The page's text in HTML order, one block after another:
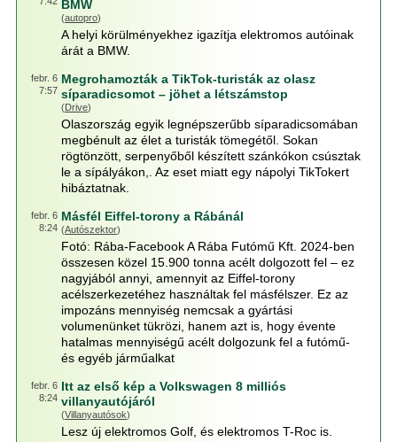
BMW
(autopro)
A helyi körülményekhez igazítja elektromos autóinak
árát a BMW.
febr. 6
7:57
Megrohamozták a TikTok-turisták az olasz
síparadicsomot – jöhet a létszámstop
(Drive)
Olaszország egyik legnépszerűbb síparadicsomában
megbénult az élet a turisták tömegétől. Sokan
rögtönzött, serpenyőből készített szánkókon csúsztak
le a sípályákon,. Az eset miatt egy nápolyi TikTokert
hibáztatnak.
febr. 6
8:24
Másfél Eiffel-torony a Rábánál
(Autószektor)
Fotó: Rába-Facebook A Rába Futómű Kft. 2024-ben
összesen közel 15.900 tonna acélt dolgozott fel – ez
nagyjából annyi, amennyit az Eiffel-torony
acélszerkezetéhez használtak fel másfélszer. Ez az
impozáns mennyiség nemcsak a gyártási
volumenünket tükrözi, hanem azt is, hogy évente
hatalmas mennyiségű acélt dolgozunk fel a futómű-
és egyéb járműalkat
febr. 6
8:24
Itt az első kép a Volkswagen 8 milliós
villanyautójáról
(Villanyautósok)
Lesz új elektromos Golf, és elektromos T-Roc is.